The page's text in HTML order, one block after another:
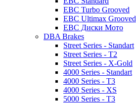
EBC Turbo Grooved
EBC Ultimax Grooved
EBC Диски Мото
DBA Brakes
Street Series - Standart
Street Series - T2
Street Series - X-Gold
4000 Series - Standart
4000 Series - T3
4000 Series - XS
5000 Series - T3